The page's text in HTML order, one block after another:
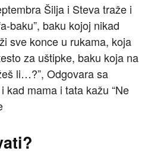
Šilja i Steva traže i
baku”, baku kojoj nikad
sve konce u rukama, koja
za uštipke, baku koja na
li…?”, Odgovara sa
kad mama i tata kažu “Ne